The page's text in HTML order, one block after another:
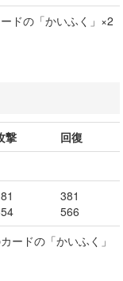
ドの「かいふく」×2
撃
回復
381
566
ードの「かいふく」